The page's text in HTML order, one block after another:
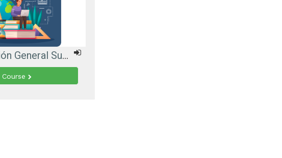
Reinducción General Supertransporte
Course